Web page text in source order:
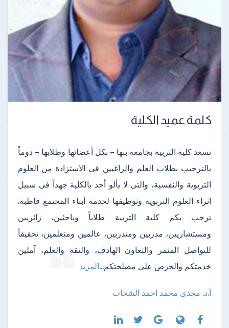
كلمة عميد الكلية
تسعد كلية التربية بجامعة بنها – بكل أعضائها وطلابها – دوماً
بالترحيب بطلاب العلم والراغبين فى الاستزادة من العلوم
التربوية والنفسية، والتى لا يألو أحد بالكلية جهداً فى سبيل
اثراء العلوم التربوية وتوظيفها لخدمة أبناء المجتمع قاطبة.
ترحب بكم كلية التربية طلاباً وباحثين، زائريين
ومستشاريين، مدربين ومتدربين، عالمين ومتعلمين، تحقيقاً
للتواصل المثمر والتعاون الهادف، والثقة والعلم، آملين
خدمتكم والحرص على مصلحتكم...المزيد
أ.د. مجدى محمد احمد الشحات